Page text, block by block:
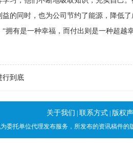
的同时，也为公司节约了能源，降低了
“拥有是一种幸福，而付出则是一种超越
行到底
关于我们 联系方式 版权
委托单位代理发布服务，所发布的资讯稿件的